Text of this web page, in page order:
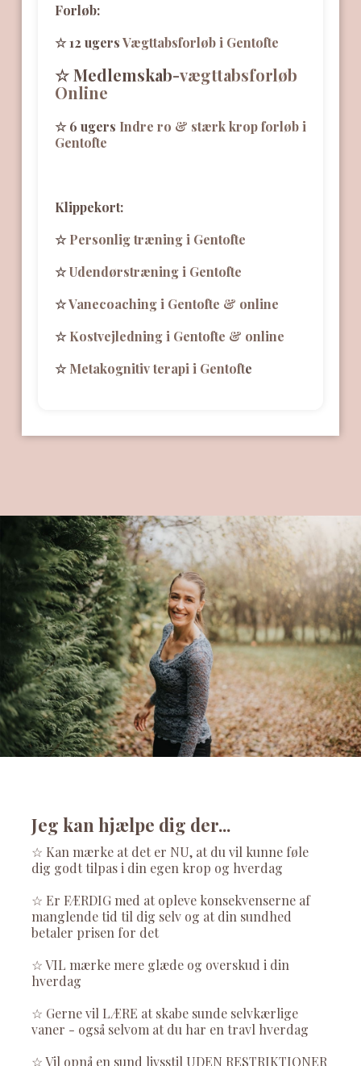
Forløb:
☆ 12 ugersVægttabsforløb i Gentofte
☆ Medlemskab-vægttabsforløb
Online
☆ 6 ugers Indre ro & stærk krop forløb i
Gentofte
Klippekort:
☆Personlig træning i Gentofte
☆Udendørstræning i Gentofte
☆Vanecoaching i Gentofte & online
☆Kostvejledning i Gentofte & online
☆Metakognitiv terapi i Gentofte
Jeg kan hjælpe dig der...
☆​ Kan mærke at det er NU, at du vil kunne føle
dig godt tilpas i din egen krop og hverdag
☆​ Er FÆRDIG med at opleve konsekvenserne af
manglende tid til dig selv og at din sundhed
betaler prisen for det
☆​ VIL mærke mere glæde og overskud i din
hverdag
☆ Gerne vil LÆRE at skabe sunde selvkærlige
vaner - også selvom at du har en travl hverdag
☆ Vil opnå en sund livsstil UDEN RESTRIKTIONER